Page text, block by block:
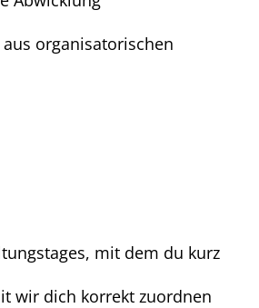
organisatorischen
mit dem du kurz
wir dich korrekt zuordnen